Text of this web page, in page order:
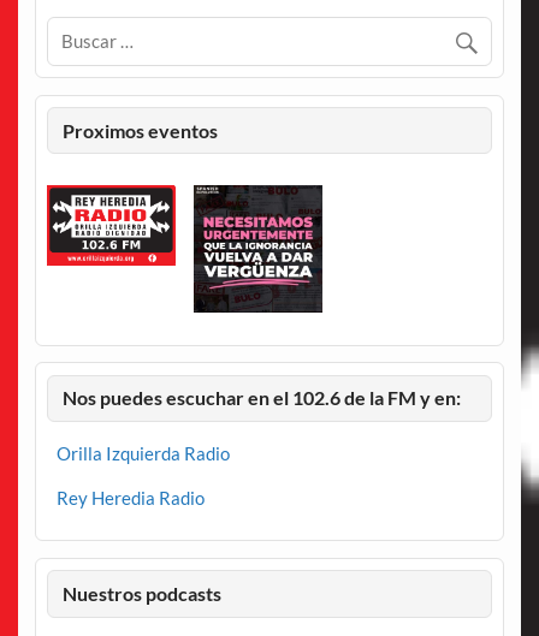
Proximos eventos
Nos puedes escuchar en el 102.6 de la FM y en:
Orilla Izquierda Radio
Rey Heredia Radio
Nuestros podcasts